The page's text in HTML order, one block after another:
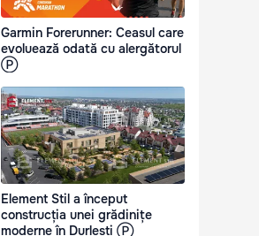
Garmin Forerunner: Ceasul care
evoluează odată cu alergătorul
Ⓟ
Element Stil a început
construcția unei grădinițe
moderne în Durlești Ⓟ